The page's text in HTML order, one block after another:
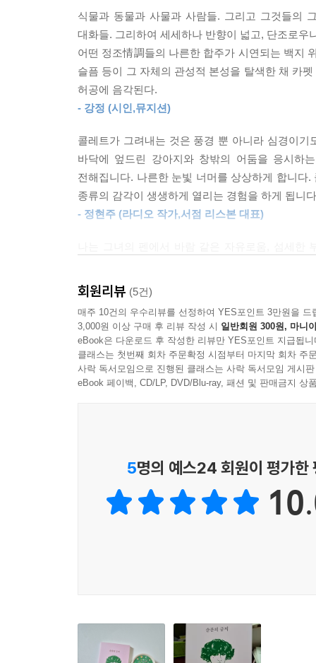
--- p.98
취약성, 그리고 여성을 둘러싸고 있는 강제된 사회
짧은 산문들 속에서 콜레트는 예리한 관찰과 섬
달콤한 순간들을 조명한다. 독자는 관계와 감정
노화에 대한 깊은 숙고를 동반하는 생기 넘치는
감춰진 애정과 상처, 그리고 개인들 사이의 까다
감정의 아름다운 풍경화
생각을 탐구하고, 감정을 표현하고, 일상의 은밀한
작품 전반에 걸쳐 콜레트는 연인, 친구, 고양이
콜레트 글쓰기의 정수
사후 반세기를 훌쩍 넘기고도 여전히 독자들의
초월해 남녀노소 모두의 사랑을 받고 있다. 그
정수가 담겨있는 이 작품집은 콜레트라는 작가
식물과 동물과 사물과 사람들. 그리고 그것들의
대화들. 그리하여 세세하나 반향이 넓고, 단조로
어떤 정조情調들의 나른한 합주가 시연되는 백지
슬픔 등이 그 자체의 관성적 본성을 탈색한 채 카
허공에 음각된다.
- 강정 (시인,뮤지션)
콜레트가 그려내는 것은 풍경 뿐 아니라 심경이
바닥에 엎드린 강아지와 창밖의 어둠을 응시하
전해집니다. 나른한 눈빛 너머를 상상하게 합니
종류의 감각이 생생하게 열리는 경험을 하게 됩니
- 정현주 (라디오 작가,서점 리스본 대표)
아니었다. 비록 고통, 역경, 강함과 같은 것들이
표현이 부족하기에 아름다움의 의미를 다시 정리
- 정윤정 (독자)
회원리뷰 (5건)
매주 10건의 우수리뷰를 선정하여 YES포인트 3만원을 드
3,000원 이상 구매 후 리뷰 작성 시 일반회원 300원, 마니
eBook은 다운로드 후 작성한 리뷰만 YES포인트 지급됩니
클래스는 첫번째 회차 주문확정 시점부터 마지막 회차 주
사락 독서모임으로 진행된 클래스는 사락 독서모임 게시
eBook 페이백, CD/LP, DVD/Blu-ray, 패션 및 판매금지 상
5명의 예스24 회원이 평가한